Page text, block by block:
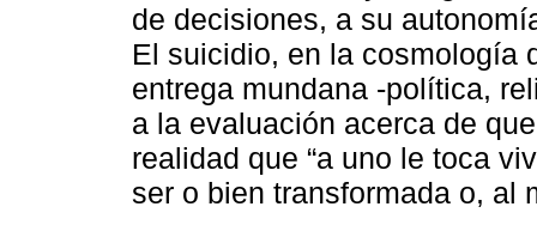
de decisiones, a su
El suicidio, en la cosmología
entrega mundana -política,
a la evaluación acerca de
realidad que “a uno le toca
ser o bien transformada o, al